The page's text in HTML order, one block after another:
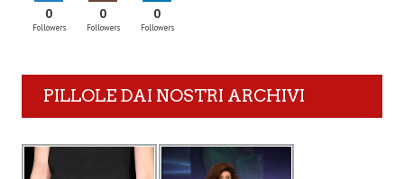
0
Followers
0
Followers
0
Followers
PILLOLE DAI NOSTRI ARCHIVI